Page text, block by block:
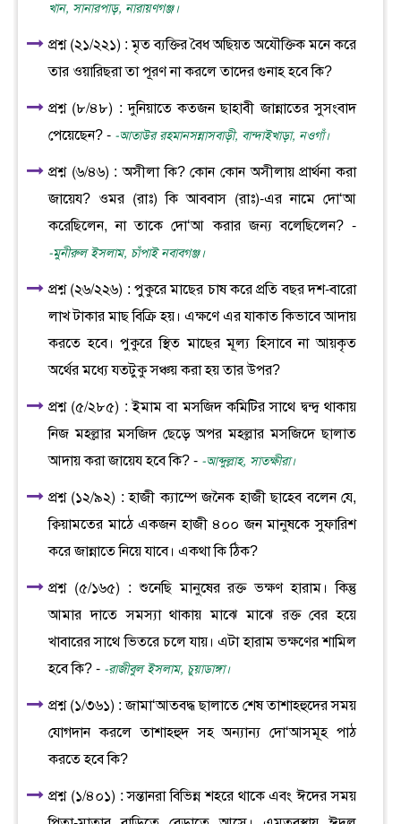
খান, সানারপাড়, নারায়ণগঞ্জ।
প্রশ্ন (২১/২২১) : মৃত ব্যক্তির বৈধ অছিয়ত অযৌক্তিক মনে করে
তার ওয়ারিছরা তা পূরণ না করলে তাদের গুনাহ হবে কি?
প্রশ্ন (৮/৪৮) : দুনিয়াতে কতজন ছাহাবী জান্নাতের সুসংবাদ
পেয়েছেন? - -আতাউর রহমানসন্নাসবাড়ী, বান্দাইখাড়া, নওগাঁ।
প্রশ্ন (৬/৪৬) : অসীলা কি? কোন কোন অসীলায় প্রার্থনা করা
জায়েয? ওমর (রাঃ) কি আববাস (রাঃ)-এর নামে দো‘আ
করেছিলেন, না তাকে দো‘আ করার জন্য বলেছিলেন? -
-মুনীরুল ইসলাম, চাঁপাই নবাবগঞ্জ।
প্রশ্ন (২৬/২২৬) : পুকুরে মাছের চাষ করে প্রতি বছর দশ-বারো
লাখ টাকার মাছ বিক্রি হয়। এক্ষণে এর যাকাত কিভাবে আদায়
করতে হবে। পুকুরে স্থিত মাছের মূল্য হিসাবে না আয়কৃত
অর্থের মধ্যে যতটুকু সঞ্চয় করা হয় তার উপর?
প্রশ্ন (৫/২৮৫) : ইমাম বা মসজিদ কমিটির সাথে দ্বন্দ্ব থাকায়
নিজ মহল্লার মসজিদ ছেড়ে অপর মহল্লার মসজিদে ছালাত
আদায় করা জায়েয হবে কি? - -আব্দুল্লাহ, সাতক্ষীরা।
প্রশ্ন (১২/৯২) : হাজী ক্যাম্পে জনৈক হাজী ছাহেব বলেন যে,
ক্বিয়ামতের মাঠে একজন হাজী ৪০০ জন মানুষকে সুফারিশ
করে জান্নাতে নিয়ে যাবে। একথা কি ঠিক?
প্রশ্ন (৫/১৬৫) : শুনেছি মানুষের রক্ত ভক্ষণ হারাম। কিন্তু
আমার দাতে সমস্যা থাকায় মাঝে মাঝে রক্ত বের হয়ে
খাবারের সাথে ভিতরে চলে যায়। এটা হারাম ভক্ষণের শামিল
হবে কি? - -রাজীবুল ইসলাম, চুয়াডাঙ্গা।
প্রশ্ন (১/৩৬১) : জামা‘আতবদ্ধ ছালাতে শেষ তাশাহহুদের সময়
যোগদান করলে তাশাহহুদ সহ অন্যান্য দো‘আসমূহ পাঠ
করতে হবে কি?
প্রশ্ন (১/৪০১) : সন্তানরা বিভিন্ন শহরে থাকে এবং ঈদের সময়